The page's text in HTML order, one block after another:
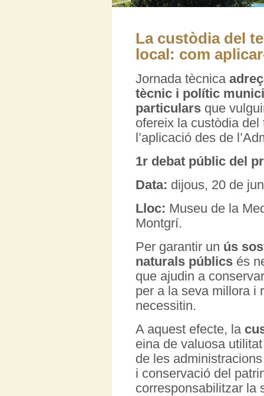
La custòdia del
local: com
Jornada tècnica
tècnic i polític
particulars que
ofereix la custòdia
l’aplicació des de
1r debat públic del
Data: dijous, 20 de
Lloc: Museu de la
Montgrí.
Per garantir un ús
naturals públics és
que ajudin a
per a la seva millora i
necessitin.
A aquest efecte, la
eina de valuosa
de les
i conservació del
corresponsabilitzar la